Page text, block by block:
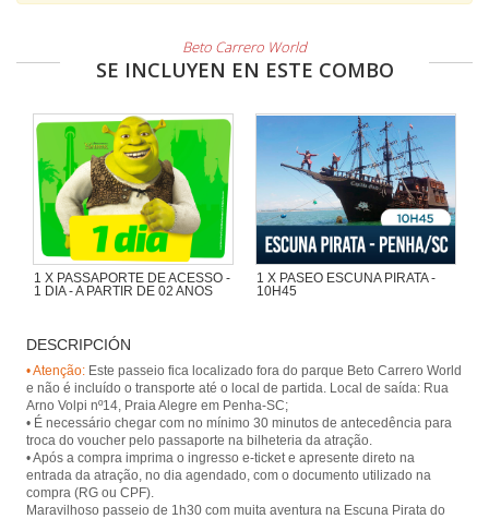
Beto Carrero World
SE INCLUYEN EN ESTE COMBO
1 X PASSAPORTE DE ACESSO -
1 DIA - A PARTIR DE 02 ANOS
1 X PASEO ESCUNA PIRATA -
10H45
islas de la región de Penha y
Piçarras.
DESCRIPCIÓN
• Atenção: Este passeio fica localizado fora do parque Beto Carrero World
e não é incluído o transporte até o local de partida. Local de saída: Rua
Arno Volpi nº14, Praia Alegre em Penha-SC;
• É necessário chegar com no mínimo 30 minutos de antecedência para
troca do voucher pelo passaporte na bilheteria da atração.
• Após a compra imprima o ingresso e-ticket e apresente direto na
entrada da atração, no dia agendado, com o documento utilizado na
compra (RG ou CPF).
Maravilhoso passeio de 1h30 com muita aventura na Escuna Pirata do